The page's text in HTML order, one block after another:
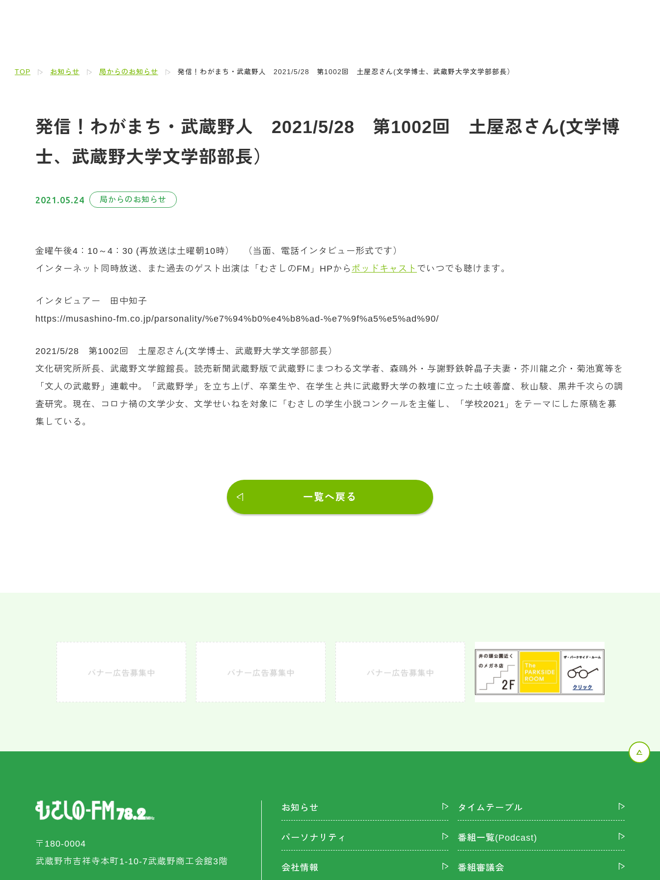
TOP お知らせ 局からのお知らせ 発信！わがまち・武蔵野人 2021/5/28 第1002回 土屋忍さん(文学博士、武蔵野大学文学部部長）
発信！わがまち・武蔵野人 2021/5/28 第1002回 土屋忍さん(文学博
士、武蔵野大学文学部部長）
2021.05.24 局からのお知らせ
金曜午後4：10～4：30 (再放送は土曜朝10時） （当面、電話インタビュー形式です）
インターネット同時放送、また過去のゲスト出演は「むさしのFM」HPから ポッドキャスト でいつでも聴けます。
インタビュアー 田中知子
https://musashino-fm.co.jp/parsonality/%e7%94%b0%e4%b8%ad-%e7%9f%a5%e5%ad%90/
2021/5/28 第1002回 土屋忍さん(文学博士、武蔵野大学文学部部長）
文化研究所所長、武蔵野文学館館長。読売新聞武蔵野版で武蔵野にまつわる文学者、森鴎外・与謝野鉄幹晶子夫妻・芥川龍之介・菊池寛等を
「文人の武蔵野」連載中。「武蔵野学」を立ち上げ、卒業生や、在学生と共に武蔵野大学の教壇に立った土岐善麿、秋山駿、黒井千次らの調
査研究。現在、コロナ禍の文学少女、文学せいねを対象に「むさしの学生小説コンクールを主催し、「学校2021」をテーマにした原稿を募
集している。
一覧へ戻る
〒180-0004
武蔵野市吉祥寺本町1-10-7武蔵野商工会館3階
お知らせ タイムテーブル
パーソナリティ 番組一覧(Podcast)
会社情報 番組審議会